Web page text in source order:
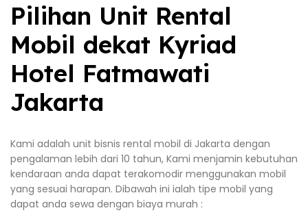
Pilihan Unit Rental
Mobil dekat Kyriad
Hotel Fatmawati
Jakarta
Kami adalah unit bisnis rental mobil di Jakarta dengan
pengalaman lebih dari 10 tahun, Kami menjamin kebutuhan
kendaraan anda dapat terakomodir menggunakan mobil
yang sesuai harapan. Dibawah ini ialah tipe mobil yang
dapat anda sewa dengan biaya murah :